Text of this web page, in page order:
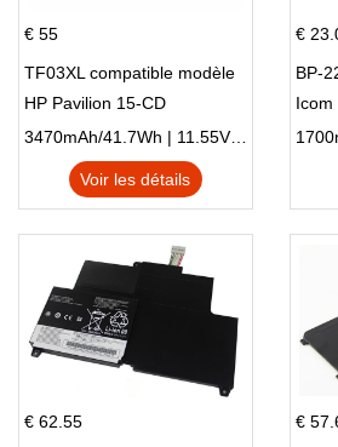
€ 55
TF03XL compatible modèle
HP Pavilion 15-CD
3470mAh/41.7Wh | 11.55V | Li-ion ...
Voir les détails
€
BP-
Icom
IC-
€ 62.55
€